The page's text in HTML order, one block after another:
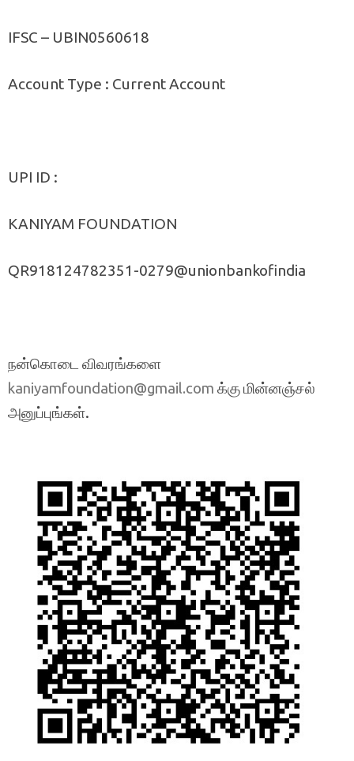
IFSC – UBIN0560618
Account Type : Current Account
UPI ID :
KANIYAM FOUNDATION
QR918124782351-0279@unionbankofindia
நன்கொடை விவரங்களை
kaniyamfoundation@gmail.com க்கு மின்னஞ்சல்
அனுப்புங்கள்.